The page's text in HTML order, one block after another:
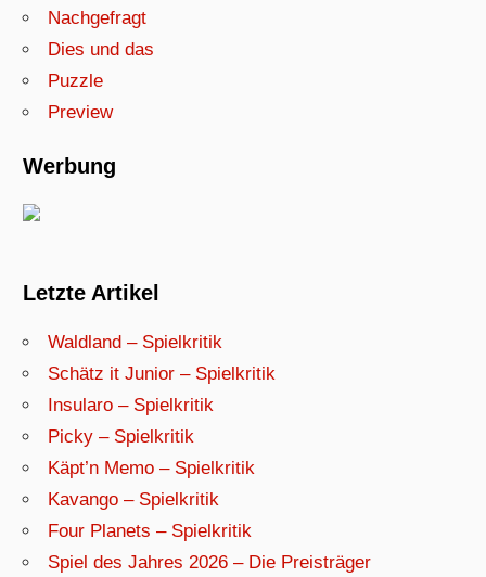
Nachgefragt
Dies und das
Puzzle
Preview
Werbung
Letzte Artikel
Waldland – Spielkritik
Schätz it Junior – Spielkritik
Insularo – Spielkritik
Picky – Spielkritik
Käpt’n Memo – Spielkritik
Kavango – Spielkritik
Four Planets – Spielkritik
Spiel des Jahres 2026 – Die Preisträger